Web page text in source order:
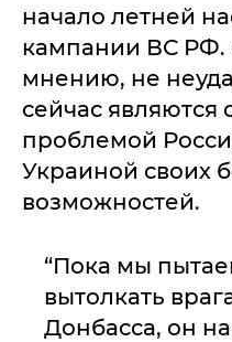
начало летней
кампании ВС РФ.
мнению, не
сейчас
проблемой
Украиной своих
возможностей.
“Пока мы
вытолкать
Донбасса, он